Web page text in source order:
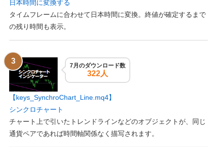
日本時間に変換する
タイムフレームに合わせて日本時間に変換。終値が確定するまで
の残り時間も表示。
【keys_SynchroChart_Line.mq4】
シンクロチャート
チャート上で引いたトレンドラインなどのオブジェクトが、同じ
通貨ペアであれば時間軸関係なく描写されます。
7月のダウンロード数
322人